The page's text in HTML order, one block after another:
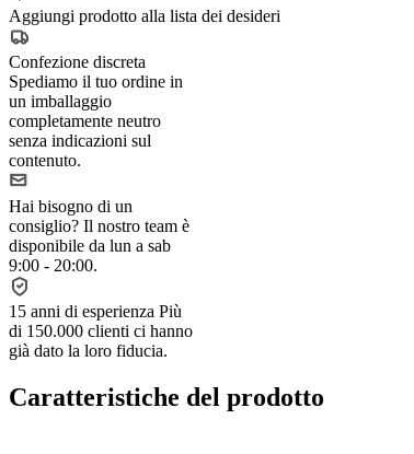
Aggiungi prodotto alla lista dei desideri
Confezione discreta
Spediamo il tuo ordine in
un imballaggio
completamente neutro
senza indicazioni sul
contenuto.
Hai bisogno di un
consiglio? Il nostro team è
disponibile da lun a sab
9:00 - 20:00.
15 anni di esperienza Più
di 150.000 clienti ci hanno
già dato la loro fiducia.
Caratteristiche del prodotto